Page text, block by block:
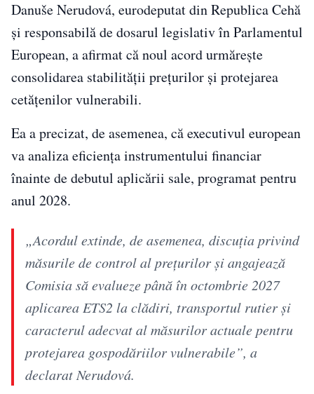
Danuše Nerudová, eurodeputat din Republica Cehă
și responsabilă de dosarul legislativ în Parlamentul
European, a afirmat că noul acord urmărește
consolidarea stabilității prețurilor și protejarea
cetățenilor vulnerabili.
Ea a precizat, de asemenea, că executivul european
va analiza eficiența instrumentului financiar
înainte de debutul aplicării sale, programat pentru
anul 2028.
„Acordul extinde, de asemenea, discuția privind
măsurile de control al prețurilor și angajează
Comisia să evalueze până în octombrie 2027
aplicarea ETS2 la clădiri, transportul rutier și
caracterul adecvat al măsurilor actuale pentru
protejarea gospodăriilor vulnerabile”, a
declarat Nerudová.